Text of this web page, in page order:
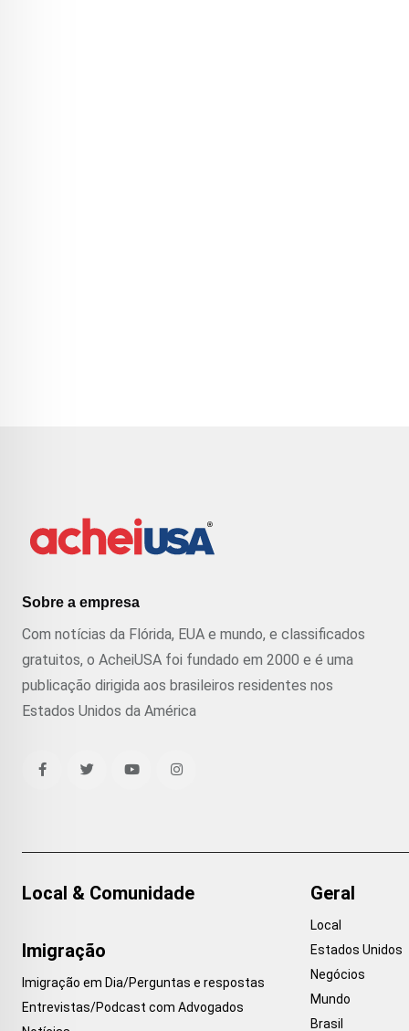
Sobre a empresa
Com notícias da Flórida, EUA e mundo, e classificados
gratuitos, o AcheiUSA foi fundado em 2000 e é uma
publicação dirigida aos brasileiros residentes nos
Estados Unidos da América
Local & Comunidade
Imigração
Imigração em Dia/Perguntas e respostas
Entrevistas/Podcast com Advogados
Geral
Local
Estados Unidos
Negócios
Mundo
Brasil